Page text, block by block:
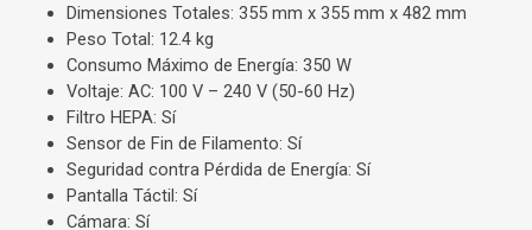
Dimensiones Totales: 355 mm x 355 mm x 482 mm
Peso Total: 12.4 kg
Consumo Máximo de Energía: 350 W
Voltaje: AC: 100 V – 240 V (50-60 Hz)
Filtro HEPA: Sí
Sensor de Fin de Filamento: Sí
Seguridad contra Pérdida de Energía: Sí
Pantalla Táctil: Sí
Cámara: Sí